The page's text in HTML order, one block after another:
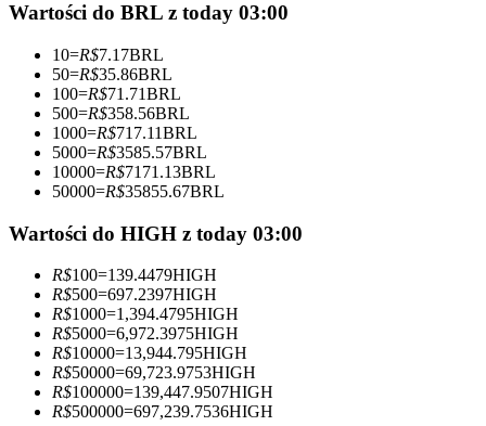
Zostań traderem kopiującym
Ciesz się podziałem zysków i prowizjami z kopiowania
transakcji
Informacja
Wartości do BRL z today 03:00
10=R$7.17BRL
50=R$35.86BRL
100=R$71.71BRL
500=R$358.56BRL
1000=R$717.11BRL
5000=R$3585.57BRL
10000=R$7171.13BRL
50000=R$35855.67BRL
Wartości do HIGH z today 03:00
R$100=139.4479HIGH
R$500=697.2397HIGH
R$1000=1,394.4795HIGH
R$5000=6,972.3975HIGH
R$10000=13,944.795HIGH
R$50000=69,723.9753HIGH
R$100000=139,447.9507HIGH
R$500000=697,239.7536HIGH